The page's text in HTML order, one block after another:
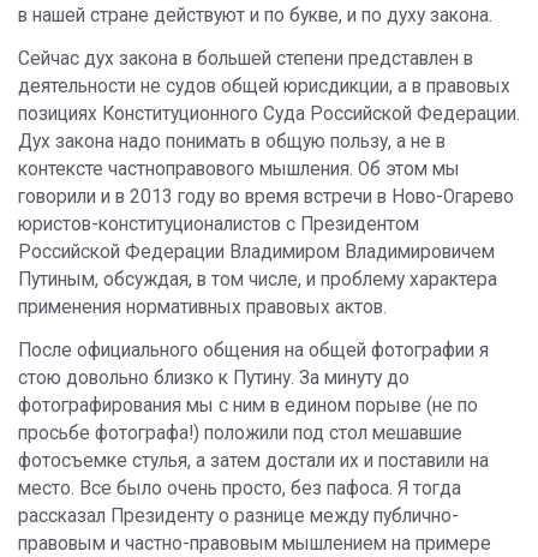
в нашей стране действуют и по букве, и по духу закона.
Сейчас дух закона в большей степени представлен в
деятельности не судов общей юрисдикции, а в правовых
позициях Конституционного Суда Российской Федерации.
Дух закона надо понимать в общую пользу, а не в
контексте частноправового мышления. Об этом мы
говорили и в 2013 году во время встречи в Ново-Огарево
юристов-конституционалистов с Президентом
Российской Федерации Владимиром Владимировичем
Путиным, обсуждая, в том числе, и проблему характера
применения нормативных правовых актов.
После официального общения на общей фотографии я
стою довольно близко к Путину. За минуту до
фотографирования мы с ним в едином порыве (не по
просьбе фотографа!) положили под стол мешавшие
фотосъемке стулья, а затем достали их и поставили на
место. Все было очень просто, без пафоса. Я тогда
рассказал Президенту о разнице между публично-
правовым и частно-правовым мышлением на примере